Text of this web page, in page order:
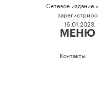
Сетевое издание
МЕНЮ
Контакты